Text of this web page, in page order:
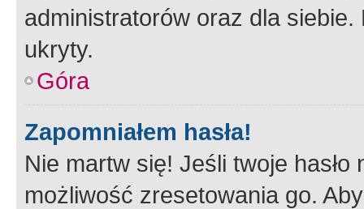
administratorów oraz dla
ukryty.
Góra
Zapomniałem hasła!
Nie martw się! Jeśli twoje
możliwość zresetowania go.